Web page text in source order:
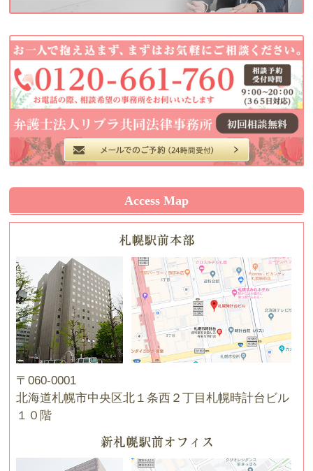
Access Map
〒060-0001
北海道札幌市中央区北１条西２丁目札幌時計台ビル
１０階